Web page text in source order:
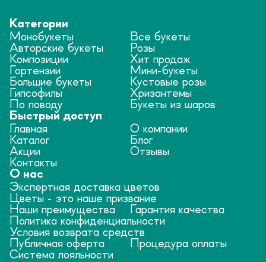
Категории
Монобукеты
Все букеты
Авторские букеты
Розы
Композиции
Хит продаж
Гортензии
Мини-букеты
Большие букеты
Кустовые розы
Гипсофилы
Хризантемы
По поводу
Букеты из шаров
Быстрый доступ
Главная
О компании
Каталог
Блог
Акции
Отзывы
Контакты
О нас
Экспертная доставка цветов
Цветы - это наше призвание
Наши преимущества
Гарантия качества
Политика конфиденциальности
Условия возврата средств
Публичная оферта
Процедура оплаты
Система лояльности